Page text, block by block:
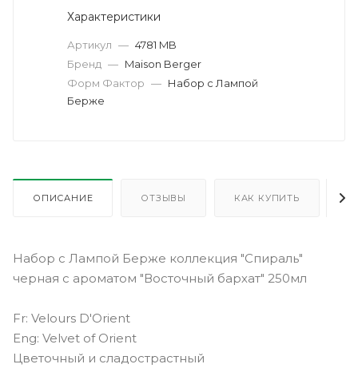
Характеристики
Артикул — 4781 MB
Бренд — Maison Berger
Форм Фактор — Набор с Лампой
Берже
ОПИСАНИЕ ОТЗЫВЫ КАК КУПИТЬ
Набор с Лампой Берже коллекция "Спираль"
черная с ароматом "Восточный бархат" 250мл
Fr: Velours D'Orient
Eng: Velvet of Orient
Цветочный и сладострастный